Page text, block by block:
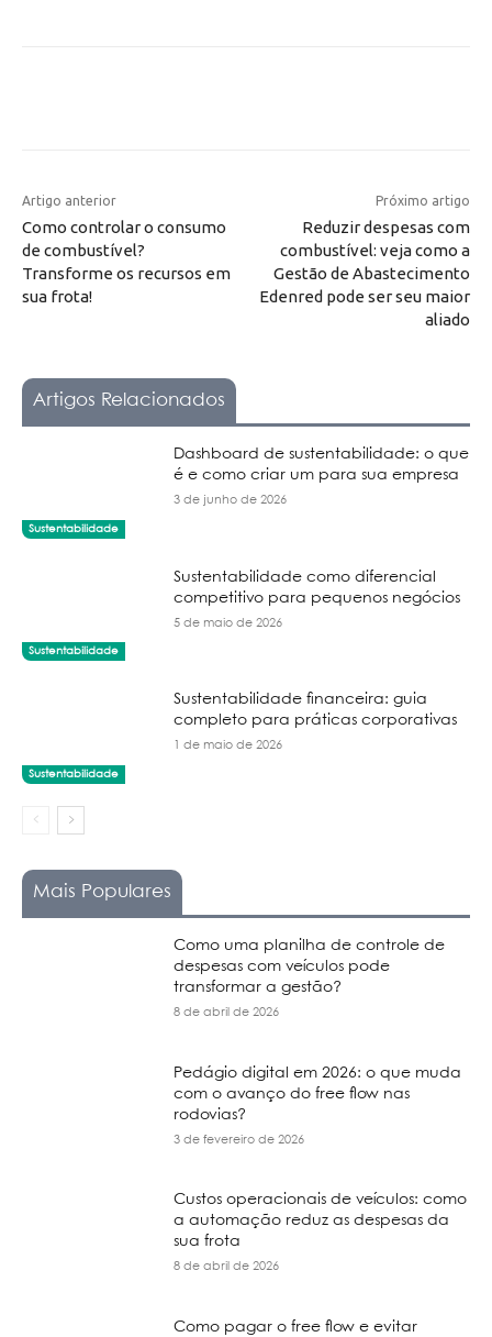
Artigo anterior
Como controlar o consumo
de combustível?
Transforme os recursos em
sua frota!
Próximo artigo
Reduzir despesas com
combustível: veja como a
Gestão de Abastecimento
Edenred pode ser seu maior
aliado
Artigos Relacionados
Sustentabilidade
Dashboard de sustentabilidade: o que
é e como criar um para sua empresa
3 de junho de 2026
Sustentabilidade
Sustentabilidade como diferencial
competitivo para pequenos negócios
5 de maio de 2026
Sustentabilidade
Sustentabilidade financeira: guia
completo para práticas corporativas
1 de maio de 2026
Mais Populares
Como uma planilha de controle de
despesas com veículos pode
transformar a gestão?
8 de abril de 2026
Pedágio digital em 2026: o que muda
com o avanço do free flow nas
rodovias?
3 de fevereiro de 2026
Custos operacionais de veículos: como
a automação reduz as despesas da
sua frota
8 de abril de 2026
Como pagar o free flow e evitar